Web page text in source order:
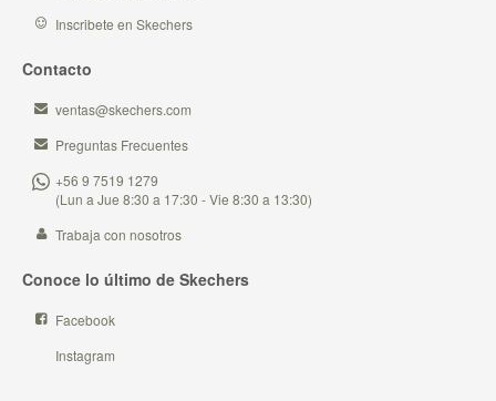
Inscribete en Skechers
Contacto
ventas@skechers.com
Preguntas Frecuentes
+56 9 7519 1279
(Lun a Jue 8:30 a 17:30 - Vie 8:30 a 13:30)
Trabaja con nosotros
Conoce lo último de Skechers
Facebook
Instagram